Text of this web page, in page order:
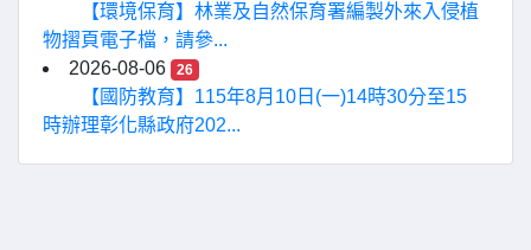
【環境保育】林業及自然保育署編製外來入侵植
物摺頁電子檔，請參...
2026-08-06
26
【國防教育】115年8月10日(一)14時30分至15
時辦理彰化縣政府202...